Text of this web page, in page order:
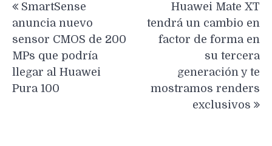
de
entradas
SmartSense
anuncia nuevo
sensor CMOS de 200
MPs que podría
llegar al Huawei
Pura 100
Huawei Mate XT
tendrá un cambio en
factor de forma en
su tercera
generación y te
mostramos renders
exclusivos